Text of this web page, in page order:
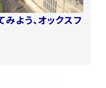
よう、オックスフ